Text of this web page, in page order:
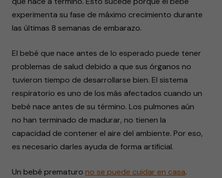
experimenta su fase de máximo crecimiento durante
las últimas 8 semanas de embarazo.
El bebé que nace antes de lo esperado puede tener
problemas de salud debido a que sus órganos no
tuvieron tiempo de desarrollarse bien. El sistema
respiratorio es uno de los más afectados cuando un
bebé nace antes de su término. Los pulmones aún
no han terminado de madurar, no tienen la
capacidad de contener el aire del ambiente. Por eso,
es necesario darles ayuda de forma artificial.
Un bebé prematuro no se puede cuidar en casa.